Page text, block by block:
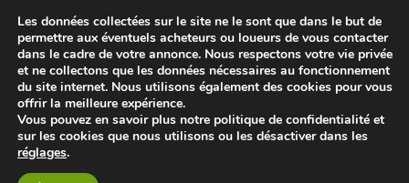
Le blog 3d-immo-visites
Les données collectées sur le site ne le sont que dans le but de
permettre aux éventuels acheteurs ou loueurs de vous contacter
dans le cadre de votre annonce. Nous respectons votre vie privée
et ne collectons que les données nécessaires au fonctionnement
du site internet. Nous utilisons également des cookies pour vous
offrir la meilleure expérience.
Vous pouvez en savoir plus notre politique de confidentialité et
sur les cookies que nous utilisons ou les désactiver dans les
réglages.